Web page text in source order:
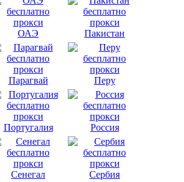
ОАЭ Пакистан
Парагвай Перу
Португалия Россия
Сенегал Сербия